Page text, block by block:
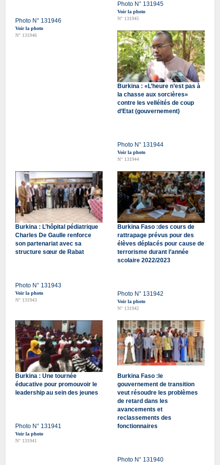
Photo N° 131946
Voir la photo
N° 131946
Photo N° 131945
Voir la photo
N° 131945
Burkina : «L’heure n’est pas à
la chasse aux sorcières»
contre les velléités de coup
d’Etat (gouvernement)
Photo N° 131944
Voir la photo
N° 131944
Burkina : L’hôpital pédiatrique
Charles De Gaulle renforce
son partenariat avec sa
structure sœur de Rabat
Photo N° 131943
Voir la photo
N° 131943
Burkina Faso :des cours de
rattrapage prévus pour des
élèves déplacés pour cause de
terrorisme durant l’année
scolaire 2022/2023
Photo N° 131942
Voir la photo
N° 131942
Burkina : Une tournée
éducative pour promouvoir le
leadership au sein des jeunes
Photo N° 131941
Voir la photo
N° 131941
Burkina Faso :le
gouvernement de transition
veut résoudre les problèmes
de retard dans les
avancements et
reclassements des
fonctionnaires
Photo N° 131940